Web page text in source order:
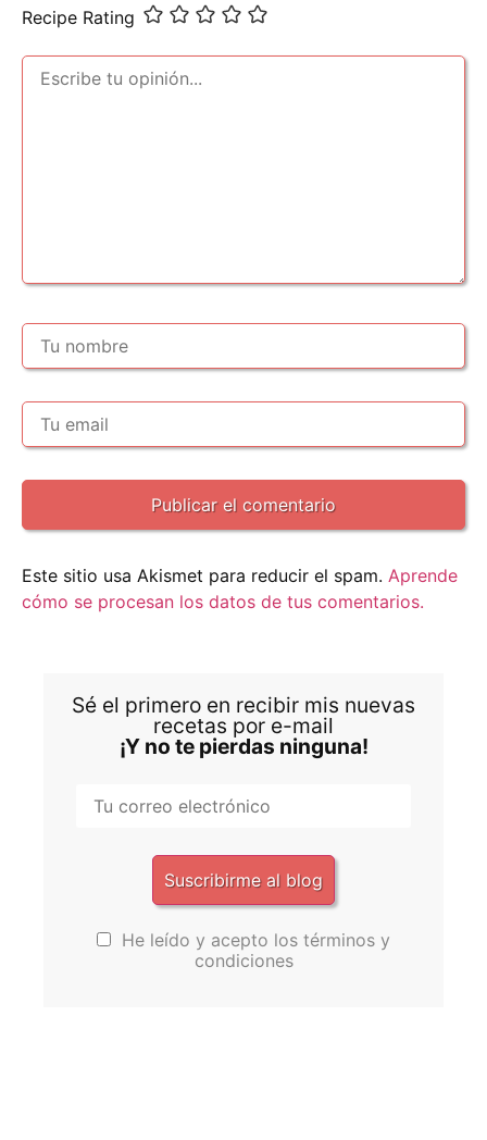
Recipe Rating
Este sitio usa Akismet para reducir el spam. Aprende
cómo se procesan los datos de tus comentarios.
Sé el primero en recibir mis nuevas
recetas por e-mail
¡Y no te pierdas ninguna!
He leído y acepto los términos y
condiciones